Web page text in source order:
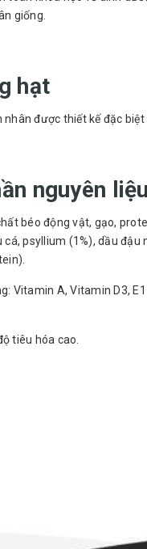
giống.
hạt
nhân được thiết kế đặc
nguyên liệu
béo động vật, gạo,
cá, psyllium (1%), dầu
Vitamin A, Vitamin D3,
tiêu hóa cao.